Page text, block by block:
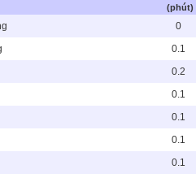
(phút)
0
0.1
0.2
0.1
0.1
0.1
0.1